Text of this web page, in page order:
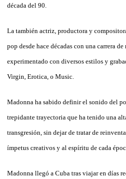
década del 90.
La también actriz, productora y
pop desde hace décadas con una carrera
experimentado con diversos estilos y
Virgin, Erotica, o Music.
Madonna ha sabido definir el sonido del
trepidante trayectoria que ha tenido una
transgresión, sin dejar de tratar de
ímpetus creativos y al espíritu de cada
Madonna llegó a Cuba tras viajar en días